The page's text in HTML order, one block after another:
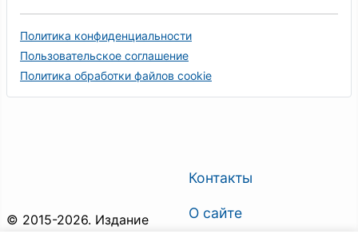
Политика конфиденциальности
Пользовательское соглашение
Политика обработки файлов cookie
© 2015-2026. Издание
Контакты
О сайте